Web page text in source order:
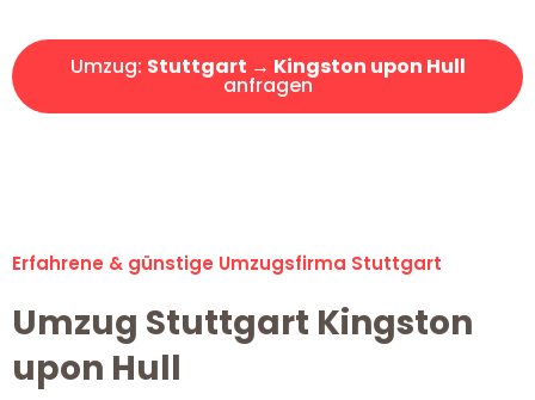
Umzug: Stuttgart → Kingston upon Hull
anfragen
Erfahrene & günstige Umzugsfirma Stuttgart
Umzug Stuttgart Kingston
upon Hull